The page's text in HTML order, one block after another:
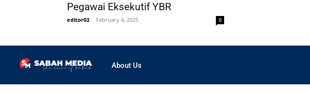
Pegawai Eksekutif YBR
editor03 - February 4, 2025 0
About Us